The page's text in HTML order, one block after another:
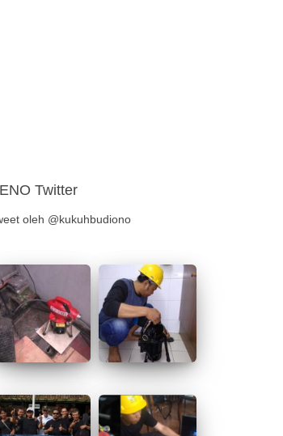
Twitter
oleh @kukuhbudiono